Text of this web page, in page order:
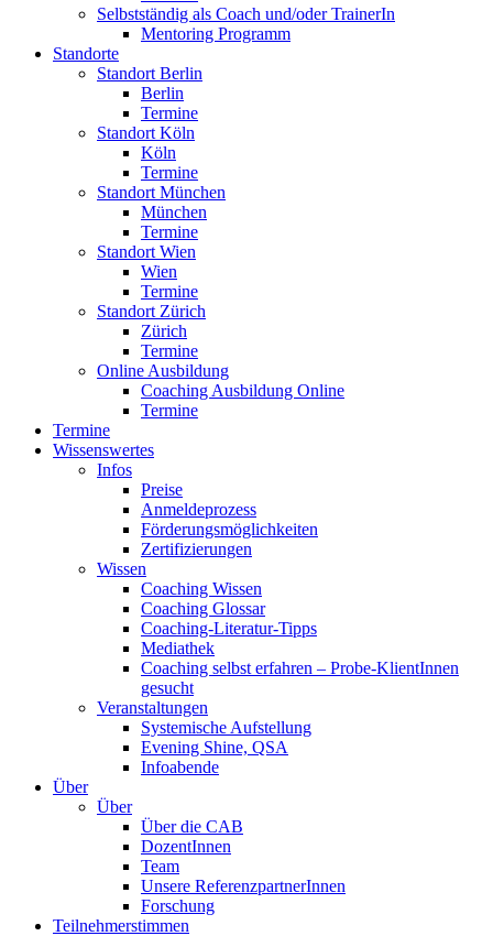
Selbstständig als Coach und/oder TrainerIn
Mentoring Programm
Standorte
Standort Berlin
Berlin
Termine
Standort Köln
Köln
Termine
Standort München
München
Termine
Standort Wien
Wien
Termine
Standort Zürich
Zürich
Termine
Online Ausbildung
Coaching Ausbildung Online
Termine
Termine
Wissenswertes
Infos
Preise
Anmeldeprozess
Förderungsmöglichkeiten
Zertifizierungen
Wissen
Coaching Wissen
Coaching Glossar
Coaching-Literatur-Tipps
Mediathek
Coaching selbst erfahren – Probe-KlientInnen
gesucht
Veranstaltungen
Systemische Aufstellung
Evening Shine, QSA
Infoabende
Über
Über
Über die CAB
DozentInnen
Team
Unsere ReferenzpartnerInnen
Forschung
Teilnehmerstimmen